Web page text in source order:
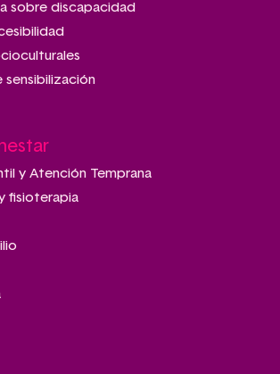
sobre discapacidad
y Atención Temprana
fisioterapia